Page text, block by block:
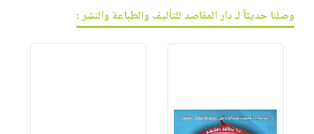
وصلنا حديثاً لـ دار المقاصد للتأليف والطباعة والنشر :